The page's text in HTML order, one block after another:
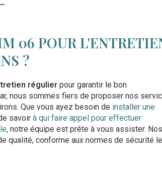
06 POUR
?
régulier pour garantir le bon
nous sommes fiers de proposer nos
Que vous ayez besoin de installer une
savoir à qui faire appel pour effectuer
, notre équipe est prête à vous assister. Nos
qualité, conforme aux normes de sécurité